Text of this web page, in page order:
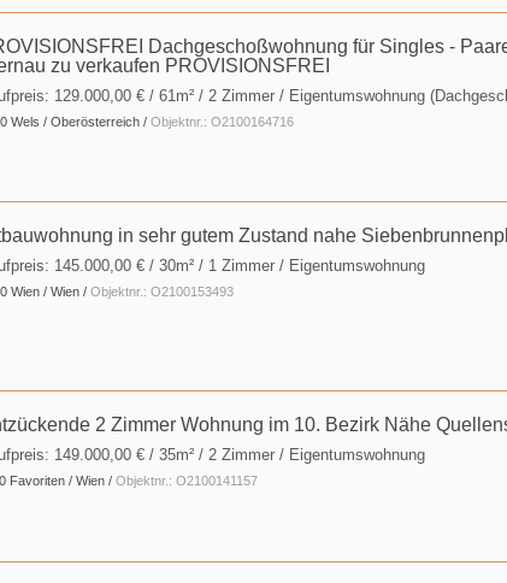
Dachgeschoßwohnung für Singles -
zu verkaufen PROVISIONSFREI
129.000,00 € / 61m² / 2 Zimmer / Eigentumswohnung
Wels / Oberösterreich / Objektnr.: O2100164716
in sehr gutem Zustand nahe
145.000,00 € / 30m² / 1 Zimmer / Eigentumswohnung
Wien / Wien / Objektnr.: O2100153493
2 Zimmer Wohnung im 10. Bezirk Nähe
149.000,00 € / 35m² / 2 Zimmer / Eigentumswohnung
Favoriten / Wien / Objektnr.: O2100141157